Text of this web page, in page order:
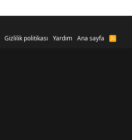
Gizlilik politikası Yardım Ana sayfa
R